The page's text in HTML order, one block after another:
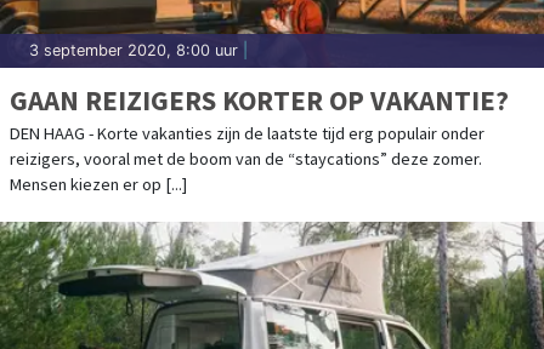
3 september 2020, 8:00 uur
GAAN REIZIGERS KORTER OP VAKANTIE?
DEN HAAG - Korte vakanties zijn de laatste tijd erg populair onder
reizigers, vooral met de boom van de “staycations” deze zomer.
Mensen kiezen er op [...]